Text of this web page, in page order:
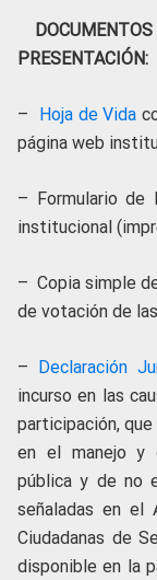
PRESENTACIÓN:
– Hoja de Vida
página web
– Formulario de
institucional
– Copia simple
de votación de
– Declaración
incurso en las
participación,
en el manejo y
pública y de no
señaladas en el
Ciudadanas de
disponible en la